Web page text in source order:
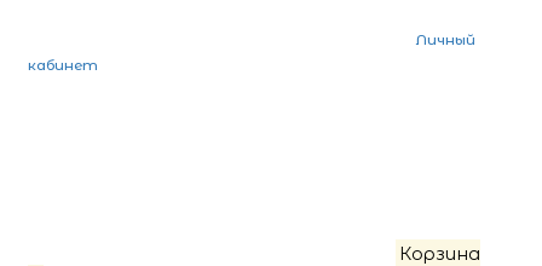
Личный
кабинет
Корзина